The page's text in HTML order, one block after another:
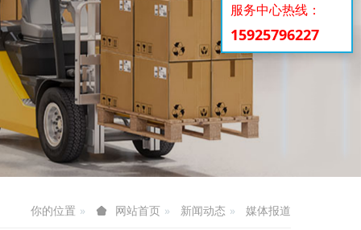
你的位置 网站首页 新闻动态 媒体报道
服务中心热线：
15925796227